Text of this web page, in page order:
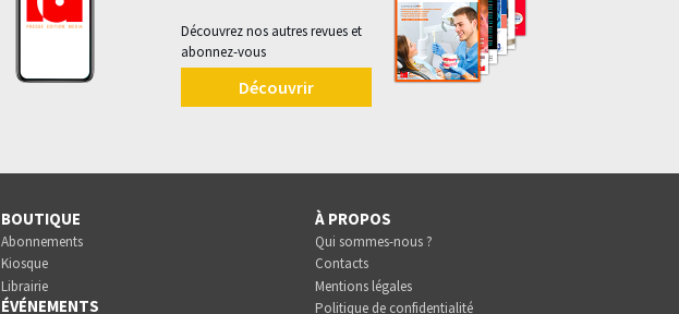
Découvrez nos autres revues et
abonnez-vous
Découvrir
BOUTIQUE
Abonnements
Kiosque
Librairie
ÉVÉNEMENTS
À PROPOS
Qui sommes-nous ?
Contacts
Mentions légales
Politique de confidentialité